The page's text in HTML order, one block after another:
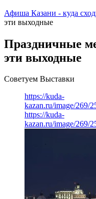
Афиша Казани - куда
эти выходные
Праздничные
эти выходные
Советуем Выставки
https://kuda-
kazan.ru/image/269/
https://kuda-
kazan.ru/image/269/